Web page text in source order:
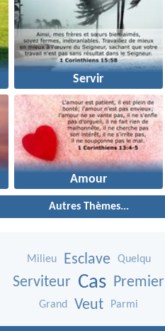
Servir
Amour
Autres Thèmes...
Milieu Esclave Quelqu
Serviteur Cas Premier
Grand Veut Parmi